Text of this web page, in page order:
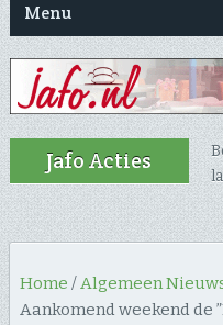
Menu
Jafo Acties
Home /Algemeen
Aankomend weekend de